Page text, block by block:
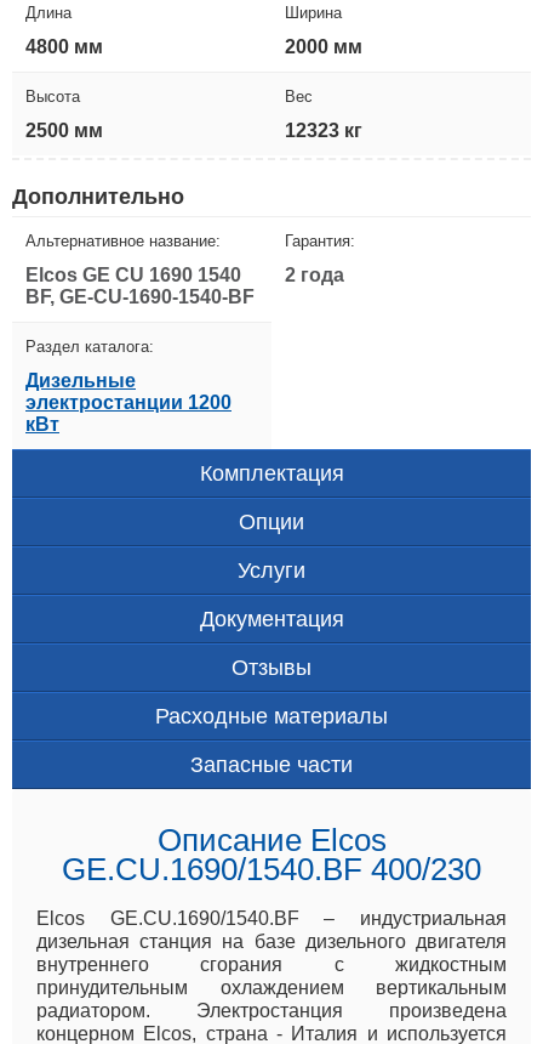
Длина
4800 мм
Ширина
2000 мм
Высота
2500 мм
Вес
12323 кг
Дополнительно
Альтернативное название:
Elcos GE CU 1690 1540
BF, GE-CU-1690-1540-BF
Гарантия:
2 года
Раздел каталога:
Дизельные
электростанции 1200
кВт
Комплектация
Опции
Услуги
Документация
Отзывы
Расходные материалы
Запасные части
Описание Elcos
GE.CU.1690/1540.BF 400/230
Elcos GE.CU.1690/1540.BF – индустриальная
дизельная станция на базе дизельного двигателя
внутреннего сгорания с жидкостным
принудительным охлаждением вертикальным
радиатором. Электростанция произведена
концерном Elcos, страна - Италия и используется